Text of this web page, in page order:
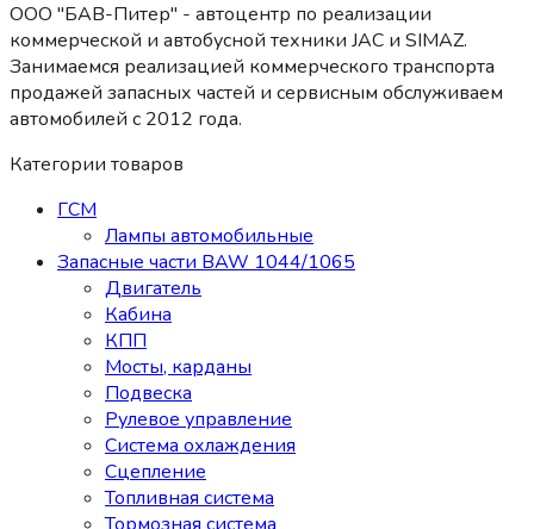
ООО "БАВ-Питер" - автоцентр по реализации
коммерческой и автобусной техники JAC и SIMAZ.
Занимаемся реализацией коммерческого транспорта
продажей запасных частей и сервисным обслуживаем
автомобилей c 2012 года.
Категории товаров
ГСМ
Лампы автомобильные
Запасные части BAW 1044/1065
Двигатель
Кабина
КПП
Мосты, карданы
Подвеска
Рулевое управление
Система охлаждения
Сцепление
Топливная система